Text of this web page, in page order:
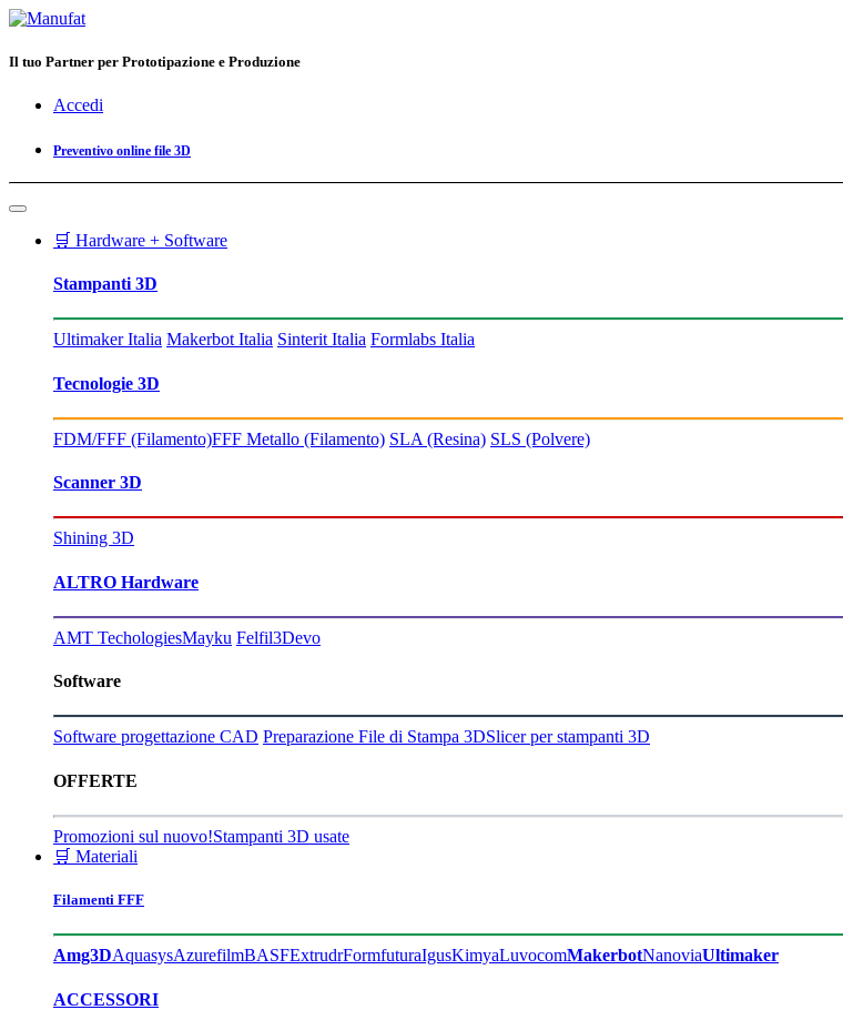
Il tuo Partner per Prototipazione e Produzione
Accedi
Preventivo online file 3D
🛒 Hardware + Software
Stampanti 3D
Ultimaker Italia Makerbot Italia Sinterit Italia Formlabs Italia
Tecnologie 3D
FDM/FFF (Filamento)FFF Metallo (Filamento) SLA (Resina) SLS (Polvere)
Scanner 3D
Shining 3D
ALTRO Hardware
AMT TechologiesMayku Felfil3Devo
Software
Software progettazione CAD Preparazione File di Stampa 3DSlicer per stampanti 3D
OFFERTE
Promozioni sul nuovo!Stampanti 3D usate
🛒 Materiali
Filamenti FFF
Amg3DAquasysAzurefilmBASFExtrudrFormfuturaIgusKimyaLuvocomMakerbotNanoviaUltimaker​
ACCESSORI